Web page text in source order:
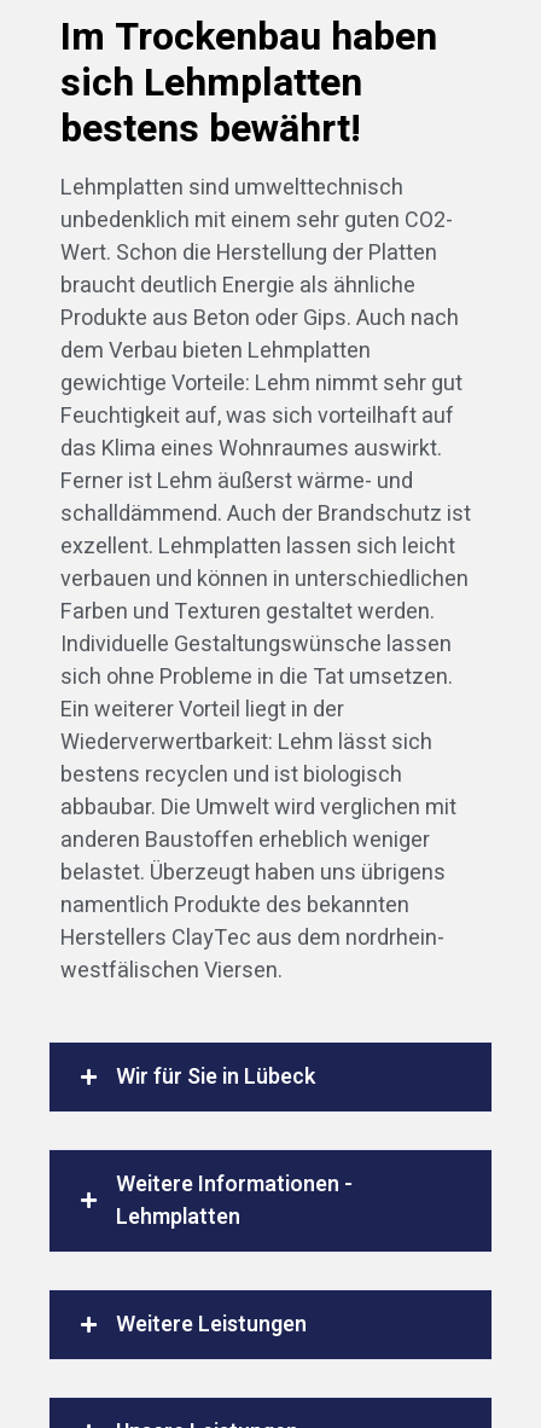
Im Trockenbau haben
sich Lehmplatten
bestens bewährt!
Lehmplatten sind umwelttechnisch
unbedenklich mit einem sehr guten CO2-
Wert. Schon die Herstellung der Platten
braucht deutlich Energie als ähnliche
Produkte aus Beton oder Gips. Auch nach
dem Verbau bieten Lehmplatten
gewichtige Vorteile: Lehm nimmt sehr gut
Feuchtigkeit auf, was sich vorteilhaft auf
das Klima eines Wohnraumes auswirkt.
Ferner ist Lehm äußerst wärme- und
schalldämmend. Auch der Brandschutz ist
exzellent. Lehmplatten lassen sich leicht
verbauen und können in unterschiedlichen
Farben und Texturen gestaltet werden.
Individuelle Gestaltungswünsche lassen
sich ohne Probleme in die Tat umsetzen.
Ein weiterer Vorteil liegt in der
Wiederverwertbarkeit: Lehm lässt sich
bestens recyclen und ist biologisch
abbaubar. Die Umwelt wird verglichen mit
anderen Baustoffen erheblich weniger
belastet. Überzeugt haben uns übrigens
namentlich Produkte des bekannten
Herstellers ClayTec aus dem nordrhein-
westfälischen Viersen.
Wir für Sie in Lübeck
Weitere Informationen -
Lehmplatten
Weitere Leistungen